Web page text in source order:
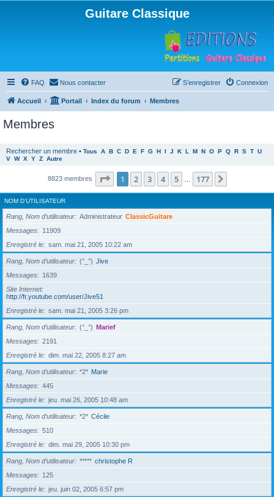
Guitare Classique
FAQ Nous contacter Connexion
S’enregistrer
Accueil Portail Index du forum Membres
Membres
Rechercher un membre • Tous A B C D E F G H I J K L M N O P Q R S T U
V W X Y Z Autre
8823 membres Page 1sur177
1 2 3 4 5 177
NOM D’UTILISATEUR
Rang, Nom d’utilisateur Administrateur ClassicGuitare
Messages
11909
Enregistré le
sam. mai 21, 2005 10:22 am
Rang, Nom d’utilisateur (°_°) Jive
Messages
1639
Site Internet
http://fr.youtube.com/user/Jive51
Enregistré le
sam. mai 21, 2005 3:26 pm
Rang, Nom d’utilisateur (°_°) Marief
Messages
2191
Enregistré le
dim. mai 22, 2005 8:27 am
Rang, Nom d’utilisateur *2* Marie
Messages
445
Enregistré le
jeu. mai 26, 2005 10:48 am
Rang, Nom d’utilisateur *2* Cécile
Messages
510
Enregistré le
dim. mai 29, 2005 10:30 pm
Rang, Nom d’utilisateur ***** christophe R
Messages
125
Enregistré le
jeu. juin 02, 2005 6:57 pm